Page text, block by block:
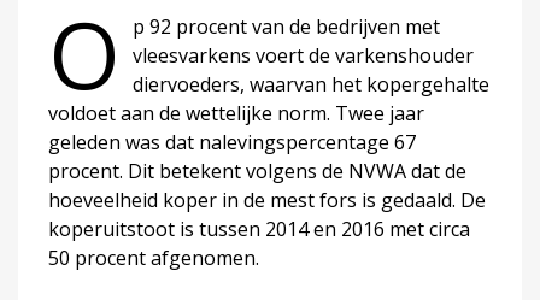
O
p 92 procent van de bedrijven met
vleesvarkens voert de varkenshouder
diervoeders, waarvan het kopergehalte
voldoet aan de wettelijke norm. Twee jaar
geleden was dat nalevingspercentage 67
procent. Dit betekent volgens de NVWA dat de
hoeveelheid koper in de mest fors is gedaald. De
koperuitstoot is tussen 2014 en 2016 met circa
50 procent afgenomen.